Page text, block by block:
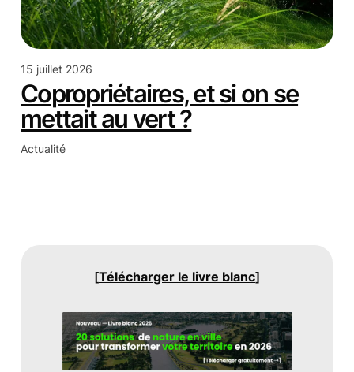
15 juillet 2026
Copropriétaires, et si on se
mettait au vert ?
Actualité
[Télécharger le livre blanc]